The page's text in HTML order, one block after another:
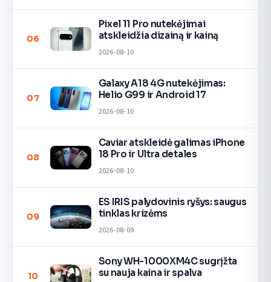
06
Pixel 11 Pro nutekėjimai
atskleidžia dizainą ir kainą
2026-08-10
07
Galaxy A18 4G nutekėjimas:
Helio G99 ir Android 17
2026-08-10
08
Caviar atskleidė galimas iPhone
18 Pro ir Ultra detales
2026-08-10
09
ES IRIS palydovinis ryšys: saugus
tinklas krizėms
2026-08-09
10
Sony WH-1000XM4C sugrįžta
su nauja kaina ir spalva